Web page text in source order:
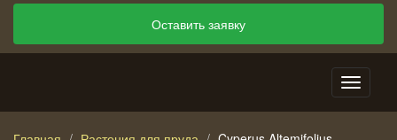
Оставить заявку